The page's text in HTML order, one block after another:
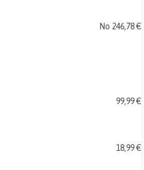
No 246,78 €
99,99 €
18,99 €